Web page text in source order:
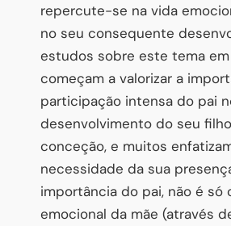
repercute-se na vida
no seu consequente
estudos sobre este tema em
começam a valorizar a
participação intensa do pai
desenvolvimento do seu
conceção, e muitos
necessidade da sua
importância do pai, não é só
emocional da mãe (através